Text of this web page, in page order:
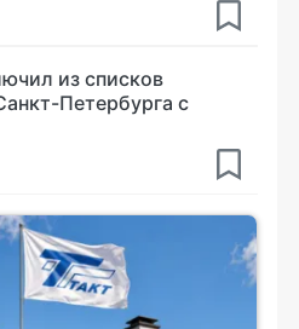
из списков
Петербурга с